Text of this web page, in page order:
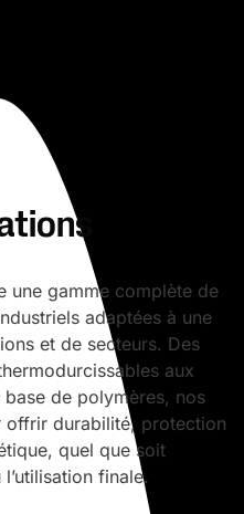
une gamme complète de
adaptées à une
et de secteurs. Des
aux
de polymères, nos
offrir durabilité, protection
quel que soit
finale.